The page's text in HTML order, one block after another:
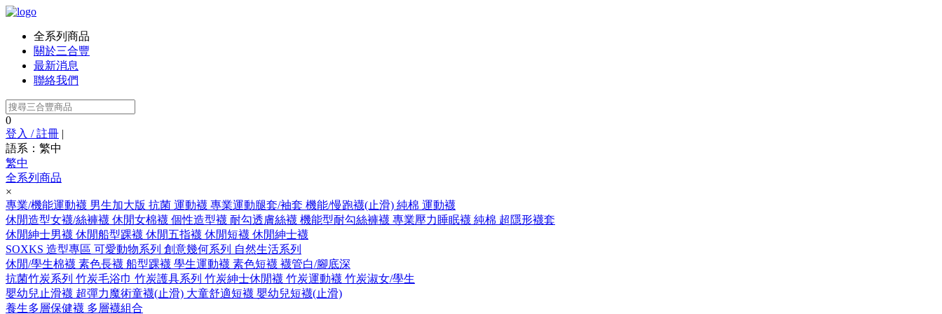
全系列商品
關於三合豐
最新消息
聯絡我們
0
登入 / 註冊 |
語系：繁中
繁中
全系列商品
×
專業/機能運動襪 男生加大版 抗菌 運動襪 專業運動腿套/袖套 機能/慢跑襪(止滑) 純棉 運動襪
休閒造型女襪/絲褲襪 休閒女棉襪 個性造型襪 耐勾透膚絲襪 機能型耐勾絲褲襪 專業壓力睡眠襪 純棉 超隱形襪套
休閒紳士男襪 休閒船型踝襪 休閒五指襪 休閒短襪 休閒紳士襪
SOXKS 造型專區 可愛動物系列 創意幾何系列 自然生活系列
休閒/學生棉襪 素色長襪 船型踝襪 學生運動襪 素色短襪 襪管白/腳底深
抗菌竹炭系列 竹炭毛浴巾 竹炭護具系列 竹炭紳士休閒襪 竹炭運動襪 竹炭淑女/學生
嬰幼兒止滑襪 超彈力魔術童襪(止滑) 大童舒適短襪 嬰幼兒短襪(止滑)
養生多層保健襪 多層襪組合